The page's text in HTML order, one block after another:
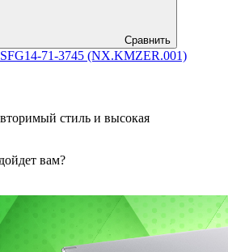
Сравнить
71-3745 (NX.KMZER.001)
стиль и высокая
вам?